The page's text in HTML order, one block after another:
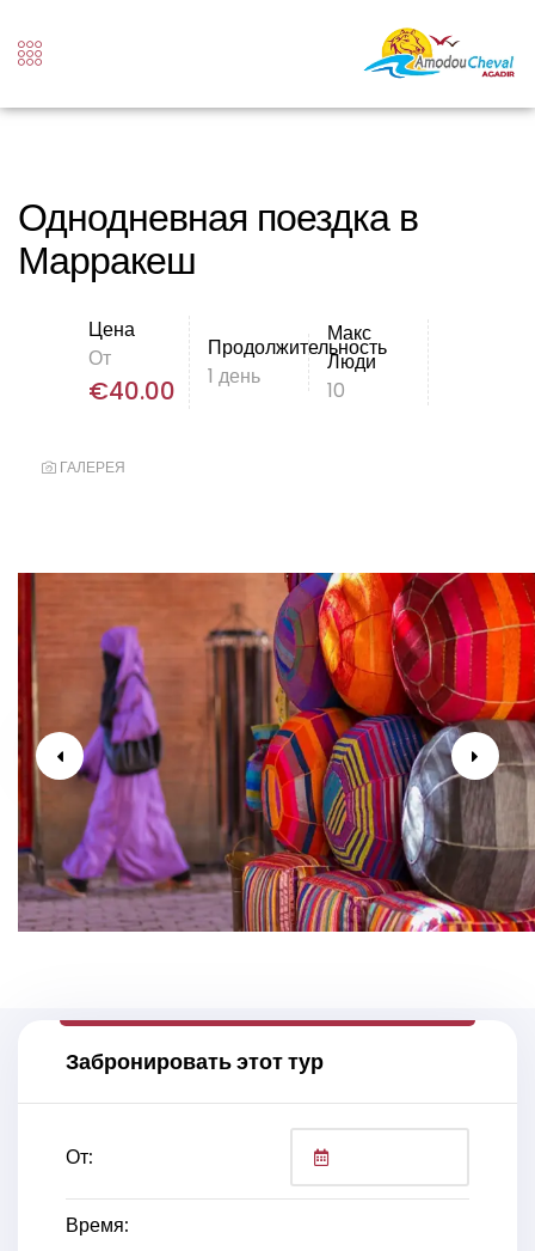
Однодневная поездка в
Марракеш
Цена
От
€40.00
Продолжительность
1 день
Макс
Люди
10
ГАЛЕРЕЯ
Забронировать этот тур
От:
Время: